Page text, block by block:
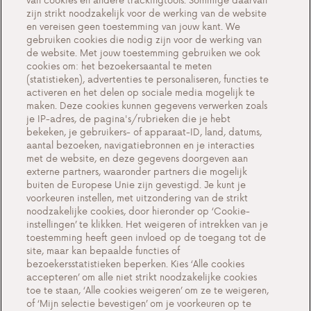
Maak kennis met Antargaz
Een duurzame toekomst
Testimonials
Acties
Events
Werken bij Antargaz
Contact
Cookie-instellingen
Belangrijke documenten en algemene
voorwaarden
Privacy en cookiebeleid BE
zijn strikt noodzakelijk voor de werking van de website
en vereisen geen toestemming van jouw kant. We
gebruiken cookies die nodig zijn voor de werking van
de website. Met jouw toestemming gebruiken we ook
cookies om: het bezoekersaantal te meten
(statistieken), advertenties te personaliseren, functies te
activeren en het delen op sociale media mogelijk te
maken. Deze cookies kunnen gegevens verwerken zoals
je IP-adres, de pagina's/rubrieken die je hebt
bekeken, je gebruikers- of apparaat-ID, land, datums,
aantal bezoeken, navigatiebronnen en je interacties
met de website, en deze gegevens doorgeven aan
externe partners, waaronder partners die mogelijk
buiten de Europese Unie zijn gevestigd. Je kunt je
voorkeuren instellen, met uitzondering van de strikt
noodzakelijke cookies, door hieronder op ‘Cookie-
instellingen’ te klikken. Het weigeren of intrekken van je
toestemming heeft geen invloed op de toegang tot de
site, maar kan bepaalde functies of
bezoekersstatistieken beperken. Kies ‘Alle cookies
accepteren’ om alle niet strikt noodzakelijke cookies
toe te staan, ‘Alle cookies weigeren’ om ze te weigeren,
of ‘Mijn selectie bevestigen’ om je voorkeuren op te